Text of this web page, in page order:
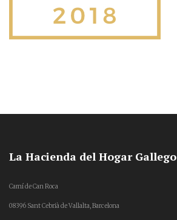
La Hacienda del Hogar Gallego
Camí de Can Roca
08396 Sant Cebrià de Vallalta, Barcelona